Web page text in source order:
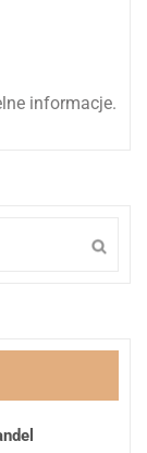
informacje.